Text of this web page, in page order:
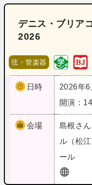
デニス・ブリア
2026
弦・管楽器
日時
2026年6
開演：
会場 島根 さ
ル（松
ール